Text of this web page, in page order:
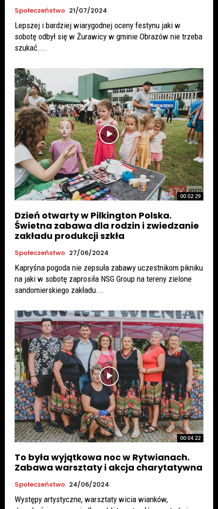
Społeczeństwo 21/07/2024
Lepszej i bardziej wiarygodnej oceny festynu jaki w
sobotę odbył się w Żurawicy w gminie Obrazów nie trzeba
szukać....
00:02:29
Dzień otwarty w Pilkington Polska.
Świetna zabawa dla rodzin i zwiedzanie
zakładu produkcji szkła
Społeczeństwo 27/06/2024
Kapryśna pogoda nie zepsuła zabawy uczestnikom pikniku
na jaki w sobotę zaprosiła NSG Group na tereny zielone
sandomierskiego zakładu...
00:04:22
To była wyjątkowa noc w Rytwianach.
Zabawa warsztaty i akcja charytatywna
Społeczeństwo 24/06/2024
Występy artystyczne, warsztaty wicia wianków,